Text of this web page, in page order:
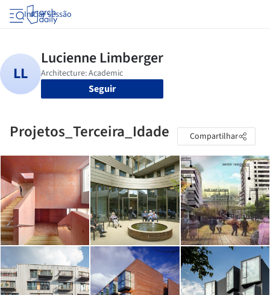
Iniciar sessão
Seguir
Projetos_Terceira_Idade Compartilhar